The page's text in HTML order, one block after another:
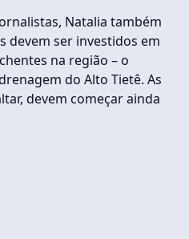
Natalia também
devem ser investidos em
na região – o
do Alto Tietê. As
devem começar ainda